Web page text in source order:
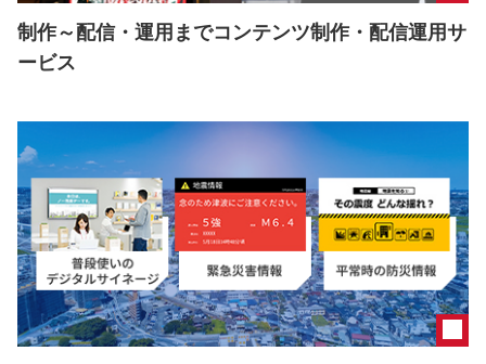
制作～配信・運用までコンテンツ制作・配信運用サ
ービス